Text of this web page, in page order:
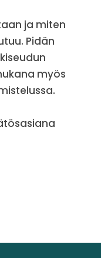
ja miten
Pidän
myös